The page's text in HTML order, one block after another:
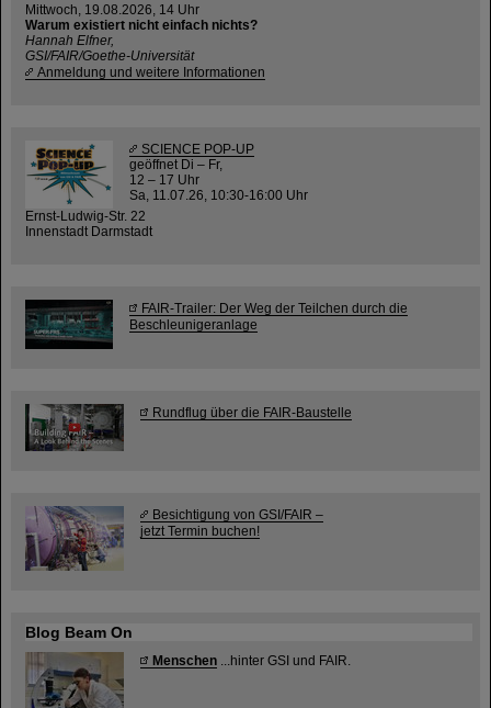
Mittwoch, 19.08.2026, 14 Uhr
Warum existiert nicht einfach nichts?
Hannah Elfner,
GSI/FAIR/Goethe-Universität
Anmeldung und weitere Informationen
SCIENCE POP-UP
geöffnet Di – Fr,
12 – 17 Uhr
Sa, 11.07.26, 10:30-16:00 Uhr
Ernst-Ludwig-Str. 22
Innenstadt Darmstadt
FAIR-Trailer: Der Weg der Teilchen durch die
Beschleunigeranlage
Rundflug über die FAIR-Baustelle
Besichtigung von GSI/FAIR –
jetzt Termin buchen!
Blog Beam On
Menschen ...hinter GSI und FAIR.